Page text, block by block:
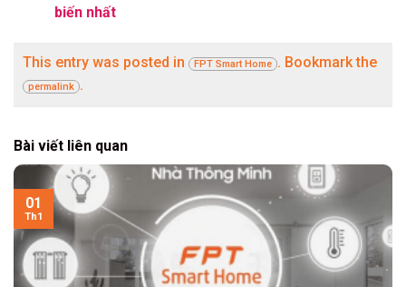
biến nhất
This entry was posted in FPT Smart Home . Bookmark the
permalink .
Bài viết liên quan
01
Th1